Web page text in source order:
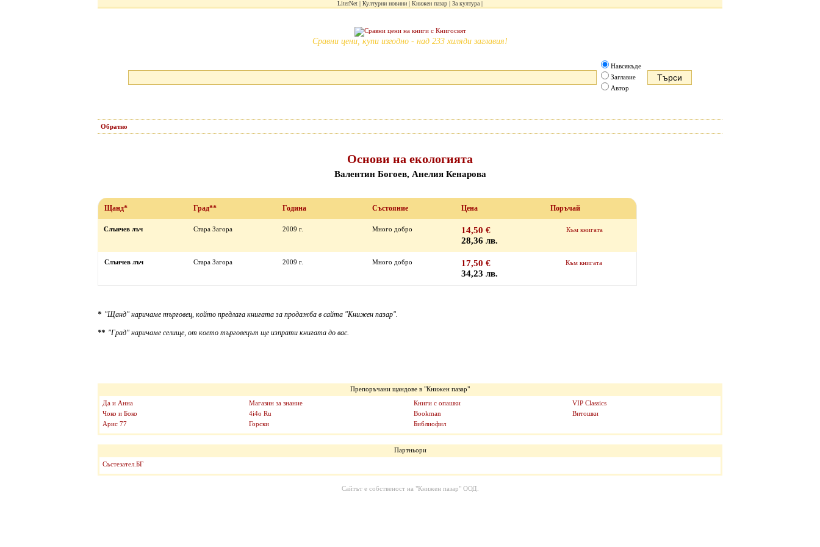
LiterNet Културни новини Книжен пазар За култура
Сравни цени, купи изгодно - над 233 хиляди заглавия!
Навсякъде
Заглавие
Автор
Обратно
Основи на екологията
Валентин Богоев, Анелия Кенарова
Щанд* Град** Година Състояние Цена Поръчай
Слънчев лъч Стара Загора 2009 г. Много добро
14,50 €
28,36 лв.
Към книгата
Слънчев лъч Стара Загора 2009 г. Много добро
17,50 €
34,23 лв.
Към книгата
* "Щанд" наричаме търговец, който предлага книгата за продажба в сайта "Книжен пазар".
** "Град" наричаме селище, от което търговецът ще изпрати книгата до вас.
Препоръчани щандове в "Книжен пазар"
Да и Анна
Чоко и Боко
Арис 77
Магазин за знание
4i4o Ru
Горски
Книги с опашки
Bookman
Библиофил
VIP Classics
Витошки
Партньори
Състезател.БГ
Сайтът е собственост на "Книжен пазар" ООД